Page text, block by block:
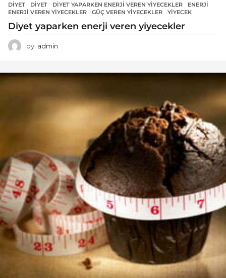
DIYET DIYET ,DIYET YAPARKEN ENERJI VEREN YIYECEKLER ,ENERJI
ENERJI VEREN YIYECEKLER
,GÜÇ VEREN YIYECEKLER ,YIYECEK
Diyet yaparken enerji veren yiyecekler
by admin